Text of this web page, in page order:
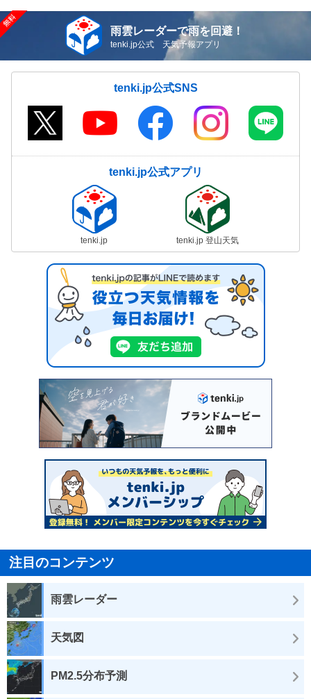
雨雲レーダーで雨を回避！
tenki.jp公式 天気予報アプリ
tenki.jp公式SNS
tenki.jp公式アプリ
tenki.jp tenki.jp 登山天気
注目のコンテンツ
雨雲レーダー
天気図
PM2.5分布予測